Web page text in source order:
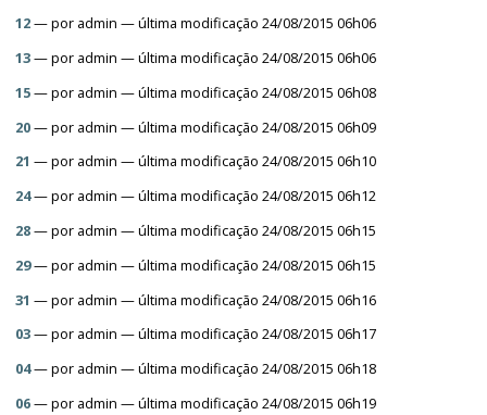
12—por admin — última modificação 24/08/2015 06h06
13—por admin — última modificação 24/08/2015 06h06
15—por admin — última modificação 24/08/2015 06h08
20—por admin — última modificação 24/08/2015 06h09
21 —por admin — última modificação 24/08/2015 06h10
24—por admin — última modificação 24/08/2015 06h12
28—por admin — última modificação 24/08/2015 06h15
29—por admin — última modificação 24/08/2015 06h15
31 —por admin — última modificação 24/08/2015 06h16
03—por admin — última modificação 24/08/2015 06h17
04—por admin — última modificação 24/08/2015 06h18
06—por admin — última modificação 24/08/2015 06h19